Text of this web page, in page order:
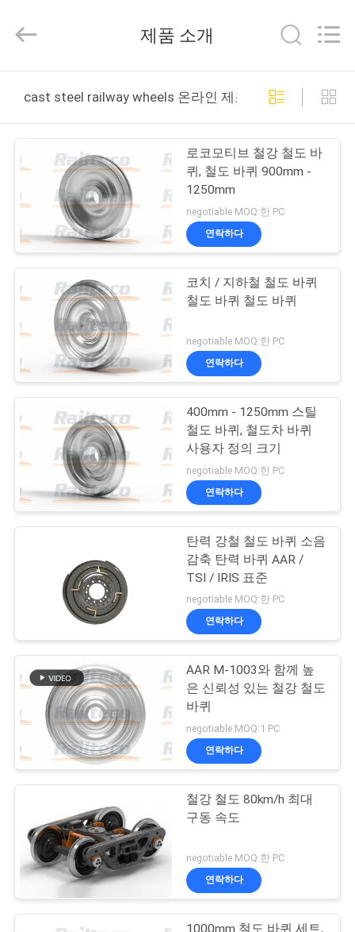
제
품
우
리
에
대
하
여
장
여
관
리
연
락
요
Jiangsu
Railteco
Ltd..
Reserved.
제품 소개
cast steel railway wheels 온라인 제조
로코모티브 철강 철도 바
퀴, 철도 바퀴 900mm -
1250mm
negotiable MOQ:한 PC
연락하다
코치 / 지하철 철도 바퀴
철도 바퀴 철도 바퀴
negotiable MOQ:한 PC
연락하다
400mm - 1250mm 스틸
철도 바퀴, 철도차 바퀴
사용자 정의 크기
negotiable MOQ:한 PC
연락하다
탄력 강철 철도 바퀴 소음
감축 탄력 바퀴 AAR /
TSI / IRIS 표준
negotiable MOQ:한 PC
연락하다
AAR M-1003와 함께 높
은 신뢰성 있는 철강 철도
바퀴
negotiable MOQ:1 PC
연락하다
철강 철도 80km/h 최대
구동 속도
negotiable MOQ:한 PC
연락하다
1000mm 철도 바퀴 세트,